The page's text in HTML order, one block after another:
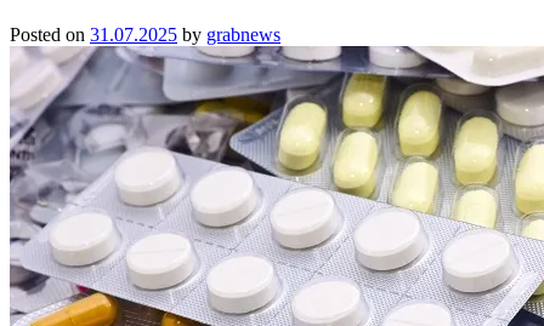
Posted on 31.07.2025 by grabnews